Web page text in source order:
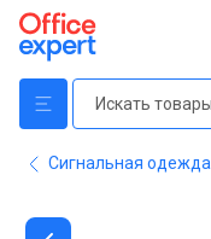
Сигнальная одежда
Item